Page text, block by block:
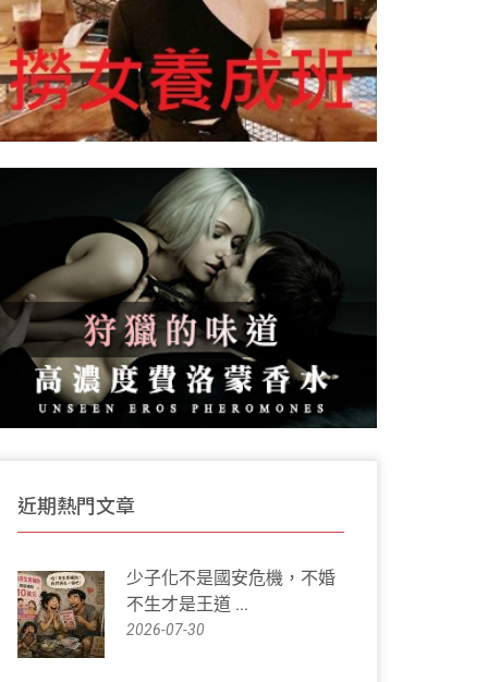
近期熱門文章
少子化不是國安危機，不婚
不生才是王道 ...
2026-07-30